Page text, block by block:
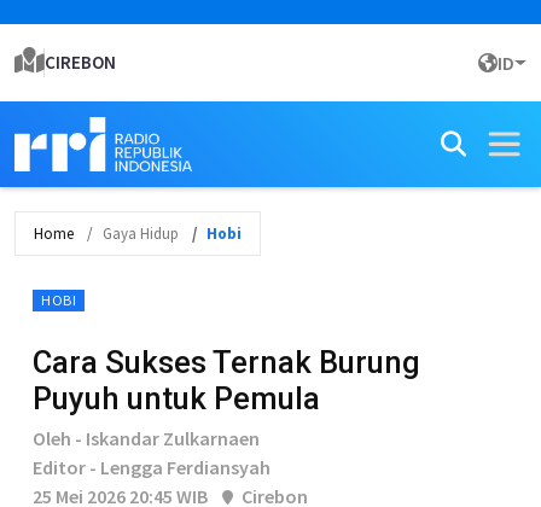
CIREBON ID
Home Gaya Hidup Hobi
HOBI
Cara Sukses Ternak Burung
Puyuh untuk Pemula
Oleh - Iskandar Zulkarnaen
Editor - Lengga Ferdiansyah
25 Mei 2026 20:45 WIB
Cirebon